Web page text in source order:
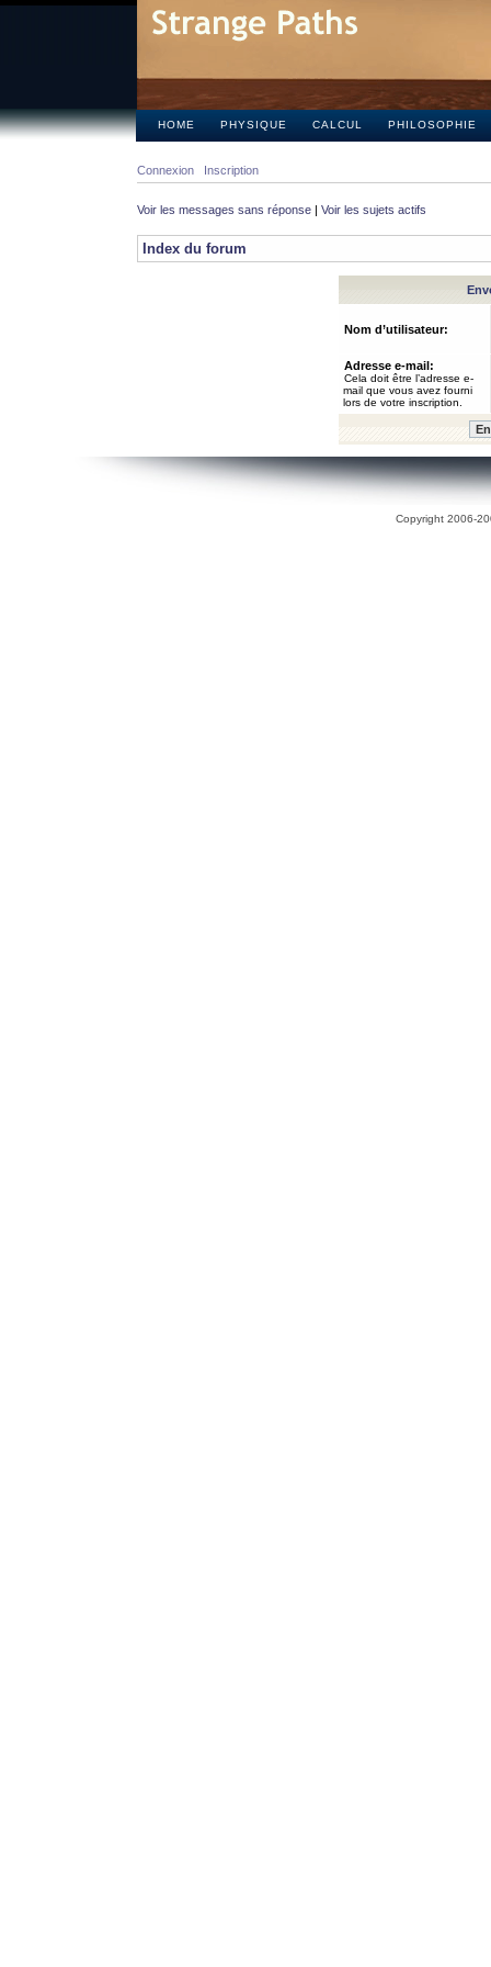
HOME PHYSIQUE CALCUL PHILOSOPHIE
Connexion Inscription
Voir les messages sans réponse | Voir les sujets actifs
Index du forum
Nom d’utilisateur:
Adresse e-mail:
Cela doit être l’adresse e-
mail que vous avez fourni
lors de votre inscription.
Copyright 2006-